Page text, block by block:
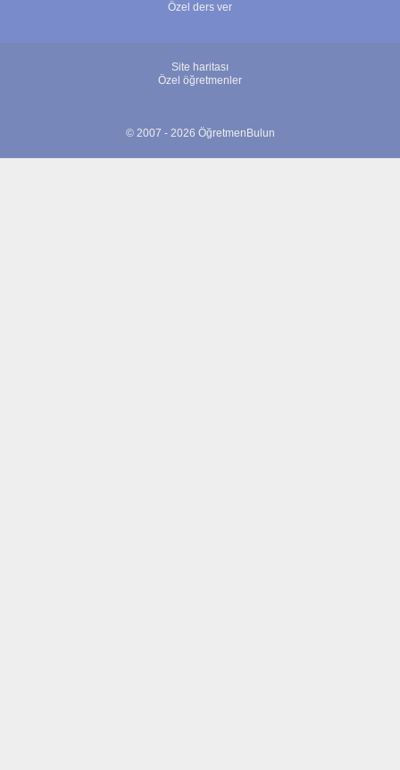
Özel ders ver
Site haritası
Özel öğretmenler
© 2007 - 2026 ÖğretmenBulun